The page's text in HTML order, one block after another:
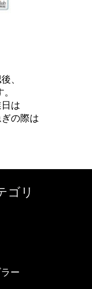
、
は
の際は
ゴリ
ー